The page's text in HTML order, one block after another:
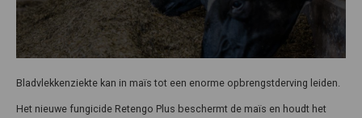
Bladvlekkenziekte kan in maïs tot een enorme opbrengstderving leiden.
Het nieuwe fungicide Retengo Plus beschermt de maïs en houdt het